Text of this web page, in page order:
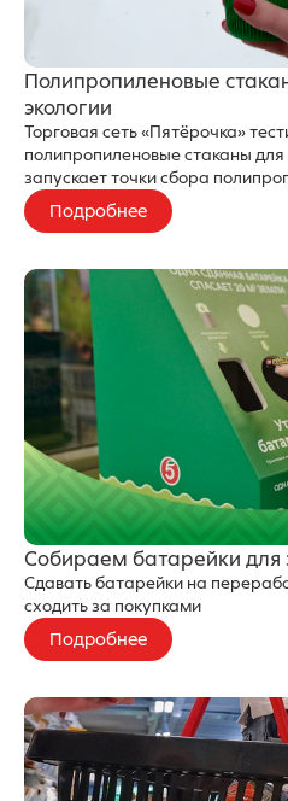
Полипропиленовые
экологии
Торговая сеть «Пятёрочка»
полипропиленовые стаканы для
запускает точки сбора
Подробнее
Собираем батарейки для
Сдавать батарейки на
сходить за покупками
Подробнее